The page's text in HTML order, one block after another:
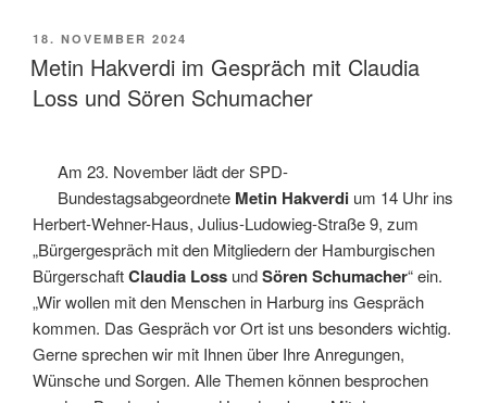
VERÖFFENTLICHT
AM
18. NOVEMBER 2024
Metin Hakverdi im Gespräch mit Claudia
Loss und Sören Schumacher
Am 23. November lädt der SPD-
Bundestagsabgeordnete Metin Hakverdium 14 Uhr ins
Herbert-Wehner-Haus, Julius-Ludowieg-Straße 9, zum
„Bürgergespräch mit den Mitgliedern der Hamburgischen
BürgerschaftClaudia Loss undSören Schumacher“ ein.
„Wir wollen mit den Menschen in Harburg ins Gespräch
kommen. Das Gespräch vor Ort ist uns besonders wichtig.
Gerne sprechen wir mit Ihnen über Ihre Anregungen,
Wünsche und Sorgen. Alle Themen können besprochen